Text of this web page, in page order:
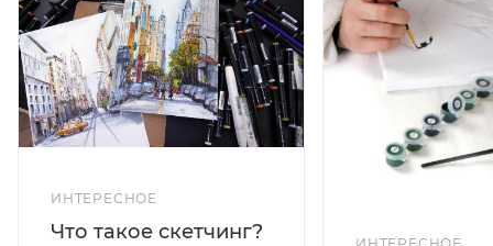
ИНТЕРЕСНОЕ
Что такое скетчинг?